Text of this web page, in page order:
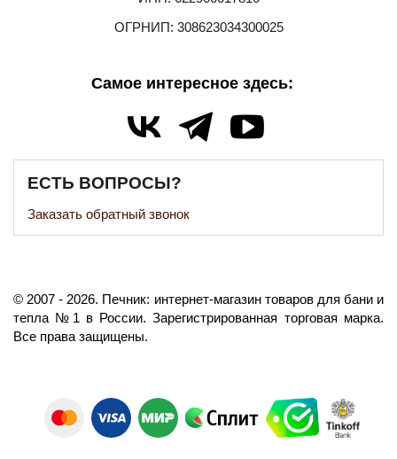
ОГРНИП: 308623034300025
Самое интересное здесь:
ЕСТЬ ВОПРОСЫ?
Заказать обратный звонок
©️2007 - 2026. Печник: интернет-магазин товаров для бани и
тепла №1 в России. Зарегистрированная торговая марка.
Все права защищены.